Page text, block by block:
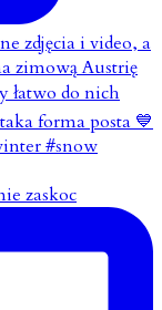
zaskoc